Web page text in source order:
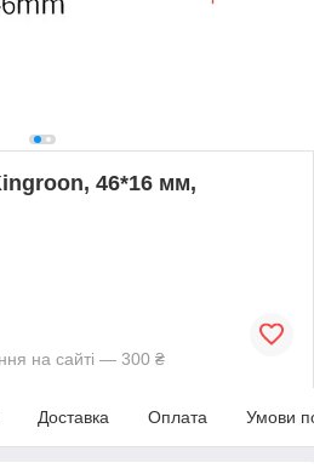
46*16 мм,
на сайті — 300 ₴
Доставка Оплата Умови